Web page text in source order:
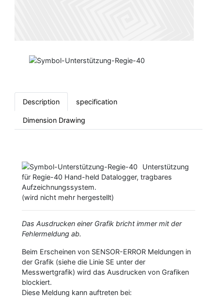
Description specification
Dimension Drawing
Unterstützung
für Regie-40 Hand-held Datalogger, tragbares
Aufzeichnungssystem.
(wird nicht mehr hergestellt)
Das Ausdrucken einer Grafik bricht immer mit der
Fehlermeldung ab.
Beim Erscheinen von SENSOR-ERROR Meldungen in
der Grafik (siehe die Linie SE unter der
Messwertgrafik) wird das Ausdrucken von Grafiken
blockiert.
Diese Meldung kann auftreten bei: